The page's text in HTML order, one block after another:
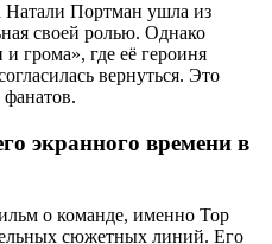
Натали Портман ушла из
своей ролью. Однако
грома», где её героиня
вернуться. Это
экранного времени в
о команде, именно Тор
сюжетных линий. Его